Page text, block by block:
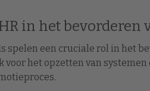
in het
spelen een cruciale rol in het
het opzetten van